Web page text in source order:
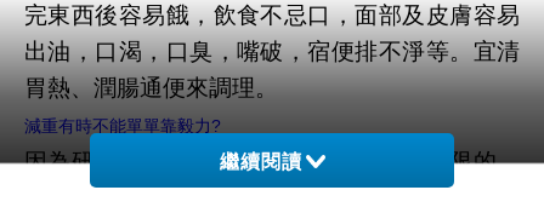
完東西後容易餓，飲食不忌口，面部及皮膚容易
出油，口渴，口臭，嘴破，宿便排不淨等。宜清
胃熱、潤腸通便來調理。
減重有時不能單單靠毅力?
因為研究已經證明了每個人的意志力是有限的，
繼續閱讀